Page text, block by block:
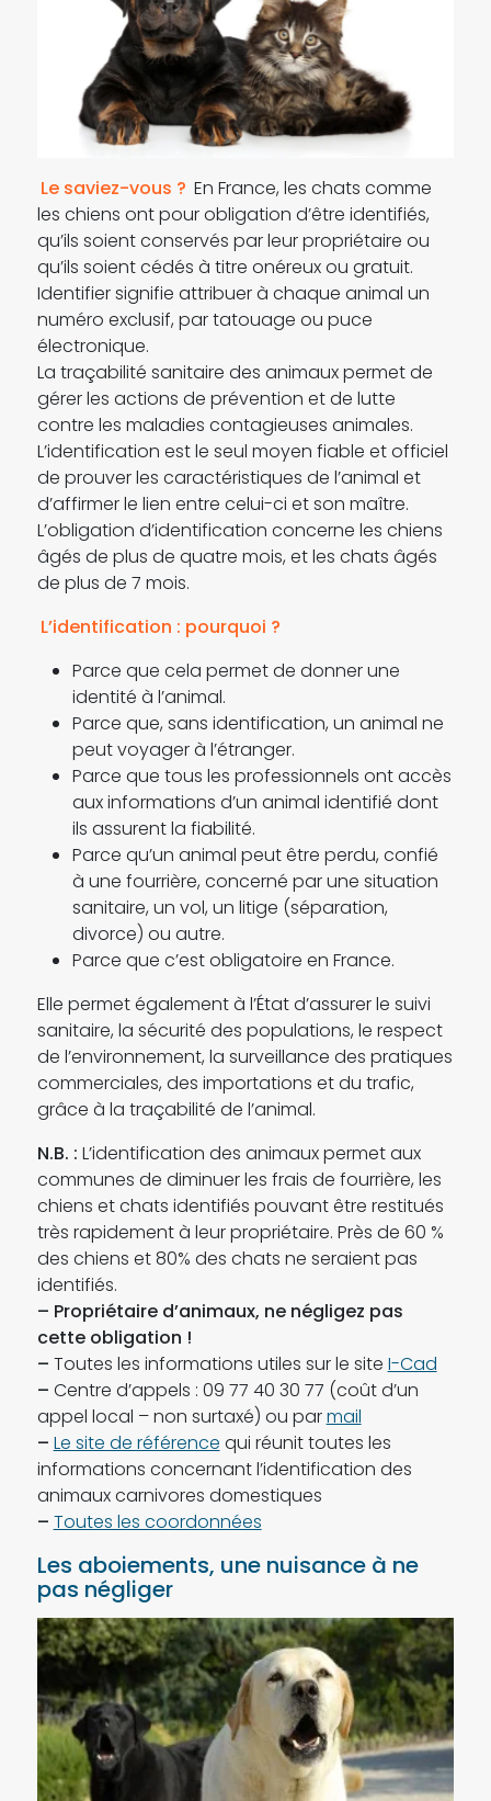
Le saviez-vous ? En France, les chats comme
les chiens ont pour obligation d’être identifiés,
qu’ils soient conservés par leur propriétaire ou
qu’ils soient cédés à titre onéreux ou gratuit.
Identifier signifie attribuer à chaque animal un
numéro exclusif, par tatouage ou puce
électronique.
La traçabilité sanitaire des animaux permet de
gérer les actions de prévention et de lutte
contre les maladies contagieuses animales.
L’identification est le seul moyen fiable et officiel
de prouver les caractéristiques de l’animal et
d’affirmer le lien entre celui-ci et son maître.
L’obligation d’identification concerne les chiens
âgés de plus de quatre mois, et les chats âgés
de plus de 7 mois.
L’identification : pourquoi ?
Parce que cela permet de donner une
identité à l’animal.
Parce que, sans identification, un animal ne
peut voyager à l’étranger.
Parce que tous les professionnels ont accès
aux informations d’un animal identifié dont
ils assurent la fiabilité.
Parce qu’un animal peut être perdu, confié
à une fourrière, concerné par une situation
sanitaire, un vol, un litige (séparation,
divorce) ou autre.
Parce que c’est obligatoire en France.
Elle permet également à l’État d’assurer le suivi
sanitaire, la sécurité des populations, le respect
de l’environnement, la surveillance des pratiques
commerciales, des importations et du trafic,
grâce à la traçabilité de l’animal.
N.B. : L’identification des animaux permet aux
communes de diminuer les frais de fourrière, les
chiens et chats identifiés pouvant être restitués
très rapidement à leur propriétaire. Près de 60 %
des chiens et 80% des chats ne seraient pas
identifiés.
– Propriétaire d’animaux, ne négligez pas
cette obligation !
– Toutes les informations utiles sur le site I-Cad
– Centre d’appels : 09 77 40 30 77 (coût d’un
appel local – non surtaxé) ou parmail
– Le site de référence qui réunit toutes les
informations concernant l’identification des
animaux carnivores domestiques
– Toutes les coordonnées
Les aboiements, une nuisance à ne
pas négliger